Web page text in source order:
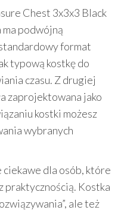
Chest 3x3x3 Black
ma podwójną
format
typową kostkę do
czasu. Z drugiej
zaprojektowana jako
kostki możesz
wybranych
ciekawe dla osób, które
praktycznością. Kostka
ale też